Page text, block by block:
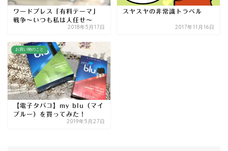
ワードプレス「有料テーマ」
戦争～いつも私は人任せ～
2018年5月17日
スヤスヤの非常識トラベル
2017年11月16日
お買い物のこと
【電子タバコ】my blu（マイ
ブルー）を買ってみた！
2019年5月27日